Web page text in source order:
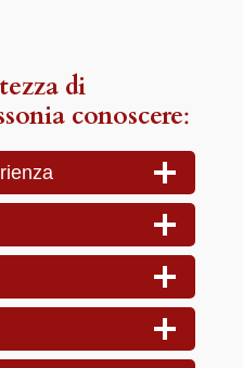
di
conoscere: